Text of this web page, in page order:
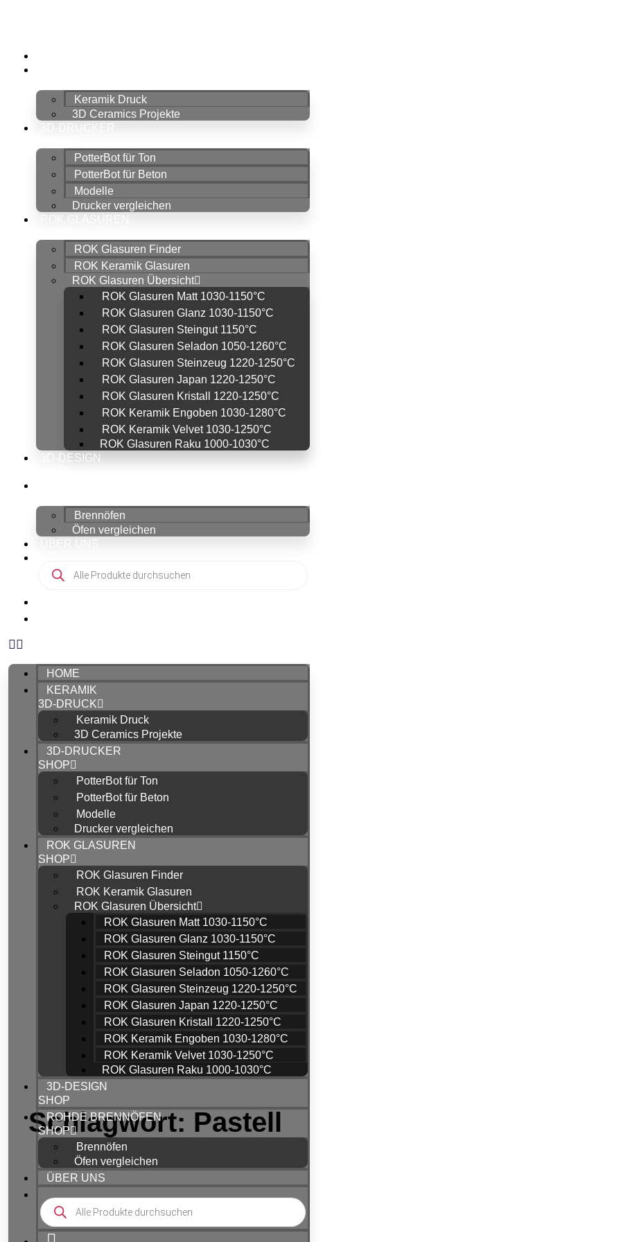
Keramik Druck
3D Ceramics Projekte
PotterBot für Ton
PotterBot für Beton
Modelle
Drucker vergleichen
ROK Glasuren Finder
ROK Keramik Glasuren
ROK Glasuren Übersicht
ROK Glasuren Matt 1030-1150°C
ROK Glasuren Glanz 1030-1150°C
ROK Glasuren Steingut 1150°C
ROK Glasuren Seladon 1050-1260°C
ROK Glasuren Steinzeug 1220-1250°C
ROK Glasuren Japan 1220-1250°C
ROK Glasuren Kristall 1220-1250°C
ROK Keramik Engoben 1030-1280°C
ROK Keramik Velvet 1030-1250°C
ROK Glasuren Raku 1000-1030°C
3D-DESIGN
Brennöfen
Öfen vergleichen
HOME
KERAMIK
3D-DRUCK
Keramik Druck
3D Ceramics Projekte
3D-DRUCKER
SHOP
PotterBot für Ton
PotterBot für Beton
Modelle
Drucker vergleichen
ROK GLASUREN
SHOP
ROK Glasuren Finder
ROK Keramik Glasuren
ROK Glasuren Übersicht
ROK Glasuren Matt 1030-1150°C
ROK Glasuren Glanz 1030-1150°C
ROK Glasuren Steingut 1150°C
ROK Glasuren Seladon 1050-1260°C
ROK Glasuren Steinzeug 1220-1250°C
ROK Glasuren Japan 1220-1250°C
ROK Glasuren Kristall 1220-1250°C
ROK Keramik Engoben 1030-1280°C
ROK Keramik Velvet 1030-1250°C
ROK Glasuren Raku 1000-1030°C
3D-DESIGN
SHOP
ROHDE BRENNÖFEN
SHOP
Brennöfen
Öfen vergleichen
ÜBER UNS
Schlagwort: Pastell